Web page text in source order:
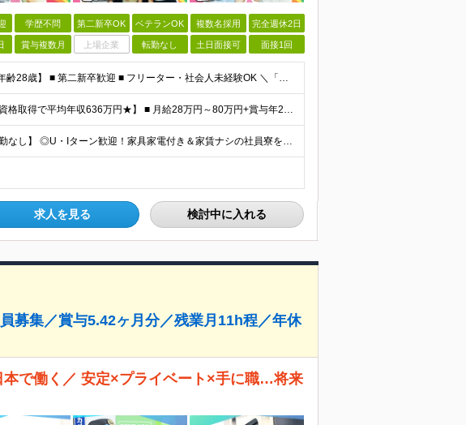
学歴不問 第二新卒OK ベテランOK 複数名採用 完全週休2日
賞与複数月 上場企業 転勤なし 土日面接可 面接1回
【学歴不問・未経験歓迎・平均年齢28歳】 ■ 第二新卒歓迎 ■ フリーター・社会人未経験OK ＼「アイアールで人生ワンチャンつかんでほしい！」／ …こんな社長の想いから 経験よりも人柄を重視した採用
【★未経験でも月給28万円～｜資格取得で平均年収636万円★】 ■ 月給28万円～80万円+賞与年2回＋各種手当 ※月給には、固定残業代（20時間分：3万8000円～／月）を含む ※20時間を超過
【全国47都道府県で募集中｜転勤なし】 ◎U・Iターン歓迎！家具家電付き＆家賃ナシの社員寮を完備 ◎東京支店は2025年7月に移転したばかりの綺麗なオフィス 東京・横浜・大阪・名古屋・福岡など 全国
求人を見る 検討中に入れる
募集／賞与5.42ヶ月分／残業月11h程／年休
で働く／ 安定×プライベート×手に職…将来